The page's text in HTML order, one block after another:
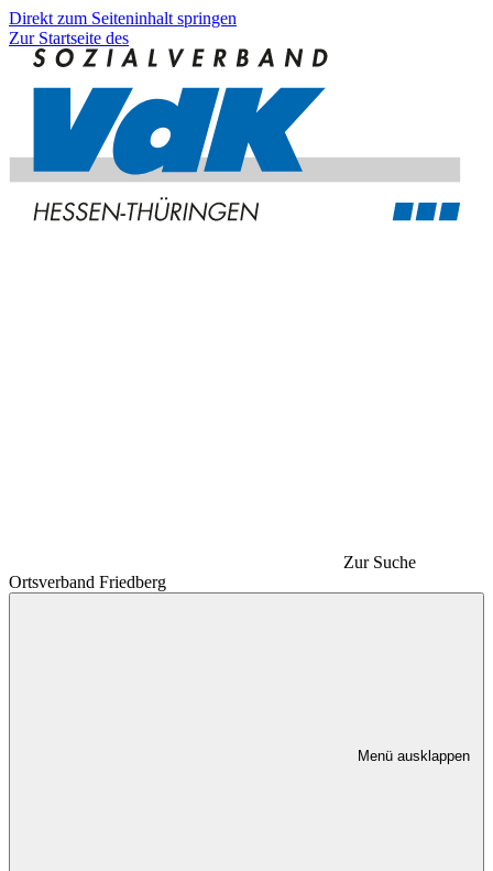
Direkt zum Seiteninhalt springen
Zur Startseite des
Zur Suche
Ortsverband Friedberg
Menü ausklappen